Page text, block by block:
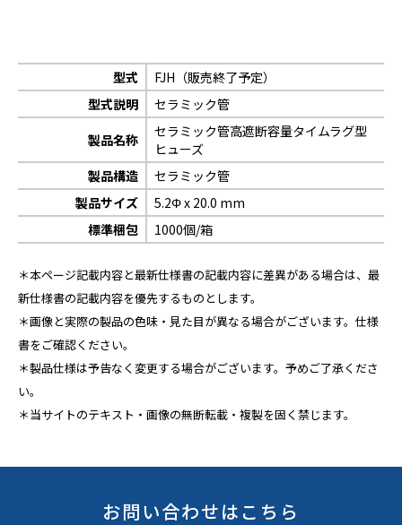
型式
FJH（販売終了予定）
型式説明
セラミック管
製品名称
セラミック管高遮断容量タイムラグ型
ヒューズ
製品構造
セラミック管
製品サイズ
5.2Φ x 20.0 mm
標準梱包
1000個/箱
＊本ページ記載内容と最新仕様書の記載内容に差異がある場合は、最
新仕様書の記載内容を優先するものとします。
＊画像と実際の製品の色味・見た目が異なる場合がございます。仕様
書をご確認ください。
＊製品仕様は予告なく変更する場合がございます。予めご了承くださ
い。
＊当サイトのテキスト・画像の無断転載・複製を固く禁じます。
お問い合わせはこちら